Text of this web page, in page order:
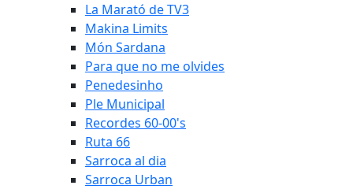
La Marató de TV3
Makina Limits
Món Sardana
Para que no me olvides
Penedesinho
Ple Municipal
Recordes 60-00's
Ruta 66
Sarroca al dia
Sarroca Urban